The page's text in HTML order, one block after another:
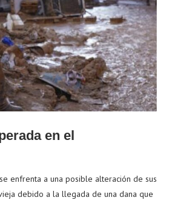
en el
enfrenta a una posible alteración de sus
debido a la llegada de una dana que